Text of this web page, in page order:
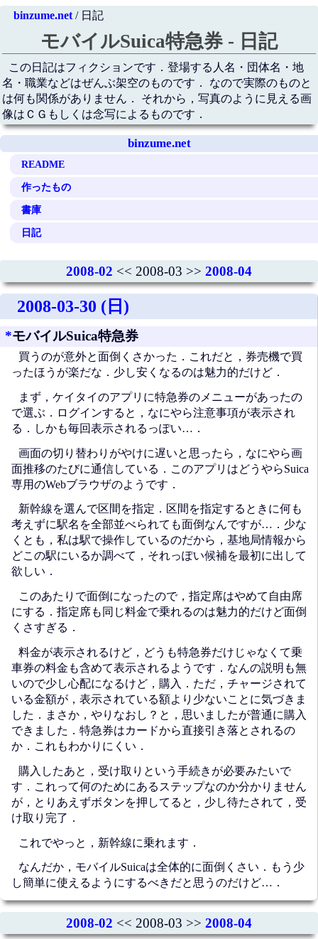
binzume.net/ 日記
モバイルSuica特急券 - 日記
この日記はフィクションです．登場する人名・団体名・地
名・職業などはぜんぶ架空のものです． なので実際のものと
は何も関係がありません． それから，写真のように見える画
像はＣＧもしくは念写によるものです．
binzume.net
README
作ったもの
書庫
日記
2008-02 << 2008-03 >> 2008-04
2008-03-30 (日)
*モバイルSuica特急券
買うのが意外と面倒くさかった．これだと，券売機で買
ったほうが楽だな．少し安くなるのは魅力的だけど．
まず，ケイタイのアプリに特急券のメニューがあったの
で選ぶ．ログインすると，なにやら注意事項が表示され
る．しかも毎回表示されるっぽい…．
画面の切り替わりがやけに遅いと思ったら，なにやら画
面推移のたびに通信している．このアプリはどうやらSuica
専用のWebブラウザのようです．
新幹線を選んで区間を指定．区間を指定するときに何も
考えずに駅名を全部並べられても面倒なんですが…．少な
くとも，私は駅で操作しているのだから，基地局情報から
どこの駅にいるか調べて，それっぽい候補を最初に出して
欲しい．
このあたりで面倒になったので，指定席はやめて自由席
にする．指定席も同じ料金で乗れるのは魅力的だけど面倒
くさすぎる．
料金が表示されるけど，どうも特急券だけじゃなくて乗
車券の料金も含めて表示されるようです．なんの説明も無
いので少し心配になるけど，購入．ただ，チャージされて
いる金額が，表示されている額より少ないことに気づきま
した．まさか，やりなおし？と，思いましたが普通に購入
できました．特急券はカードから直接引き落とされるの
か．これもわかりにくい．
購入したあと，受け取りという手続きが必要みたいで
す．これって何のためにあるステップなのか分かりません
が，とりあえずボタンを押してると，少し待たされて，受
け取り完了．
これでやっと，新幹線に乗れます．
なんだか，モバイルSuicaは全体的に面倒くさい．もう少
し簡単に使えるようにするべきだと思うのだけど…．
2008-02 << 2008-03 >> 2008-04